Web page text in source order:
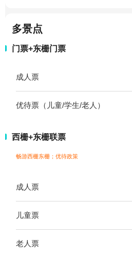
多景点
门票+东栅门票
成人票
优待票（儿童/学生/老人）
西栅+东栅联票
畅游西栅东栅； 优待政策
成人票
儿童票
老人票